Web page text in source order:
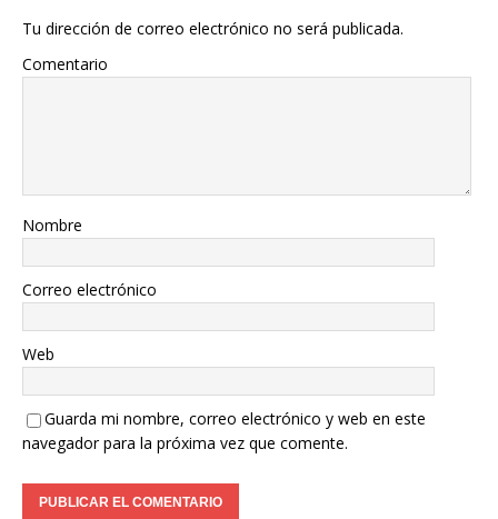
Tu dirección de correo electrónico no será publicada.
Comentario
Nombre
Correo electrónico
Web
Guarda mi nombre, correo electrónico y web en este
navegador para la próxima vez que comente.